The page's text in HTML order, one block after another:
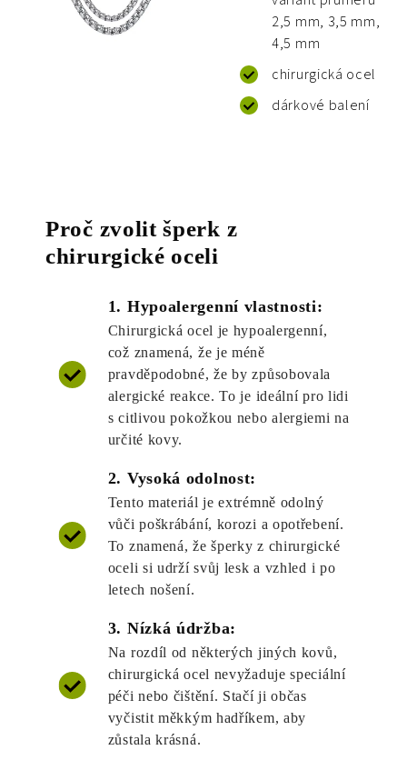
2,5 mm, 3,5 mm,
4,5 mm
chirurgická ocel
dárkové balení
Proč zvolit šperk z
chirurgické oceli
1. Hypoalergenní vlastnosti:
Chirurgická ocel je hypoalergenní,
což znamená, že je méně
pravděpodobné, že by způsobovala
alergické reakce. To je ideální pro lidi
s citlivou pokožkou nebo alergiemi na
určité kovy.
2. Vysoká odolnost:
Tento materiál je extrémně odolný
vůči poškrábání, korozi a opotřebení.
To znamená, že šperky z chirurgické
oceli si udrží svůj lesk a vzhled i po
letech nošení.
3. Nízká údržba:
Na rozdíl od některých jiných kovů,
chirurgická ocel nevyžaduje speciální
péči nebo čištění. Stačí ji občas
vyčistit měkkým hadříkem, aby
zůstala krásná.